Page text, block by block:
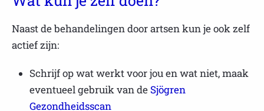
Naast de behandelingen door artsen kun je ook zelf
actief zijn:
Schrijf op wat werkt voor jou en wat niet, maak
eventueel gebruik van de Sjögren
Gezondheidsscan